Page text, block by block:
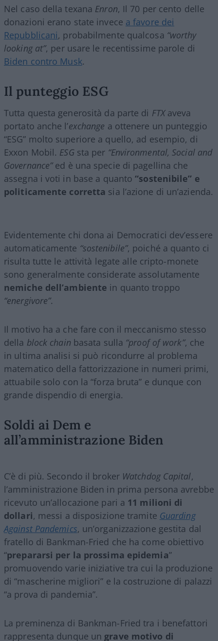
Nel caso della texana Enron, Il 70 per cento delle
donazioni erano state invece a favore dei
Repubblicani, probabilmente qualcosa “worthy
looking at”, per usare le recentissime parole di
Biden contro Musk.
Il punteggio ESG
Tutta questa generosità da parte di FTXaveva
portato anche l’exchange a ottenere un punteggio
“ESG” molto superiore a quello, ad esempio, di
Exxon Mobil. ESGsta per “Environmental, Social and
Governance”ed è una specie di pagellina che
assegna i voti in base a quanto“sostenibile” e
politicamente corretta sia l’azione di un’azienda.
Evidentemente chi dona ai Democratici dev’essere
automaticamente “sostenibile”, poiché a quanto ci
risulta tutte le attività legate alle cripto-monete
sono generalmente considerate assolutamente
nemiche dell’ambiente in quanto troppo
“energivore”.
Il motivo ha a che fare con il meccanismo stesso
della block chain basata sulla “proof of work”, che
in ultima analisi si può ricondurre al problema
matematico della fattorizzazione in numeri primi,
attuabile solo con la “forza bruta” e dunque con
grande dispendio di energia.
Soldi ai Dem e
all’amministrazione Biden
C’è di più. Secondo il broker Watchdog Capital,
l’amministrazione Biden in prima persona avrebbe
ricevuto un’allocazione pari a 11 milioni di
dollari, messi a disposizione tramite Guarding
Against Pandemics, un’organizzazione gestita dal
fratello di Bankman-Fried che ha come obiettivo
“prepararsi per la prossima epidemia”
promuovendo varie iniziative tra cui la produzione
di “mascherine migliori” e la costruzione di palazzi
“a prova di pandemia”.
La preminenza di Bankman-Fried tra i benefattori
rappresenta dunque un grave motivo di